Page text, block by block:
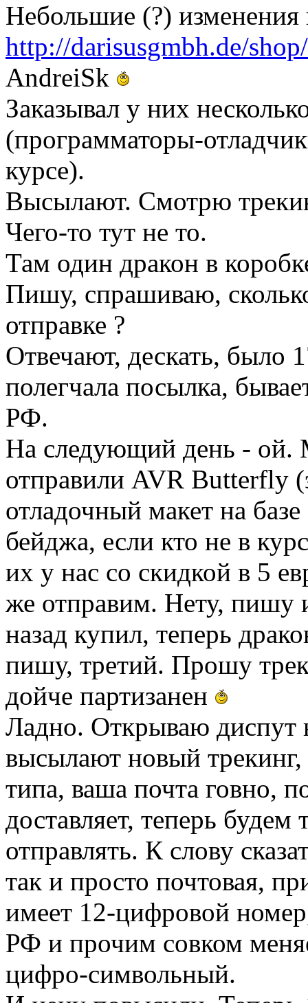
Небольшие (?)
http://darisusgmbh.de/
AndreiSk
Заказывал у них
(программаторы-
курсе).
Высылают. Смотрю
Чего-то тут не то.
Там один дракон в
Пишу, спрашиваю,
отправке ?
Отвечают, дескать, было
полегчала посылка,
РФ.
На следующий день - ой.
отправили AVR Butterfly
отладочный макет на
бейджа, если кто не в
их у нас со скидкой в 5
же отправим. Нету, пишу
назад купил, теперь
пишу, третий. Прошу
дойче партизанен
Ладно. Открываю диспут
высылают новый
типа, ваша почта говно,
доставляет, теперь
отправлять. К слову
так и просто почтовая,
имеет 12-цифровой
РФ и прочим совком
цифро-символьный.